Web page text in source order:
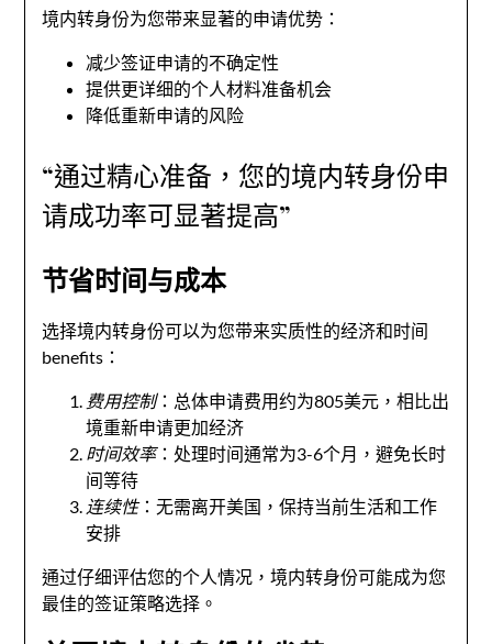
境内转身份为您带来显著的申请优势：
减少签证申请的不确定性
提供更详细的个人材料准备机会
降低重新申请的风险
“通过精心准备，您的境内转身份申
请成功率可显著提高”
节省时间与成本
选择境内转身份可以为您带来实质性的经济和时间
benefits：
费用控制：总体申请费用约为805美元，相比出
境重新申请更加经济
时间效率：处理时间通常为3-6个月，避免长时
间等待
连续性：无需离开美国，保持当前生活和工作
安排
通过仔细评估您的个人情况，境内转身份可能成为您
最佳的签证策略选择。